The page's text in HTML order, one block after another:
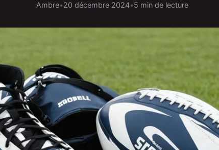
Ambre•20 décembre 2024•5 min de lecture